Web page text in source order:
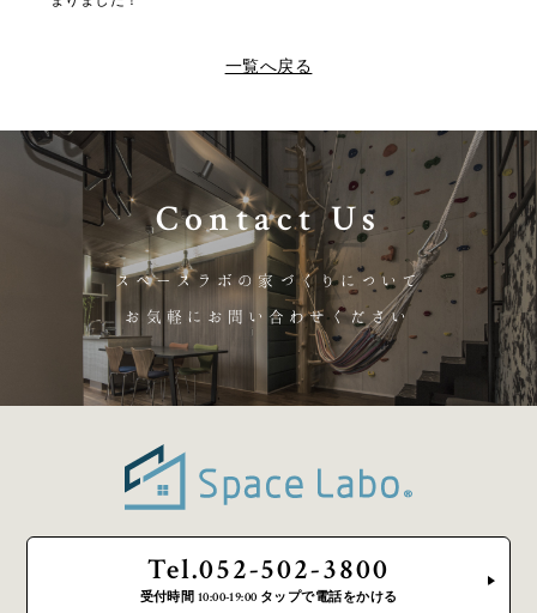
一覧へ戻る
Contact Us
スペースラボの家づくりについて
お気軽にお問い合わせください
Tel.052-502-3800
受付時間 10:00-19:00 タップで電話をかける